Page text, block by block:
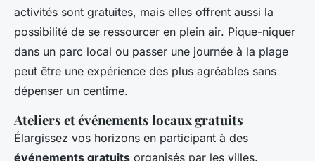
activités sont gratuites, mais elles offrent aussi la
possibilité de se ressourcer en plein air. Pique-niquer
dans un parc local ou passer une journée à la plage
peut être une expérience des plus agréables sans
dépenser un centime.
Ateliers et événements locaux gratuits
Élargissez vos horizons en participant à des
événements gratuits organisés par les villes.